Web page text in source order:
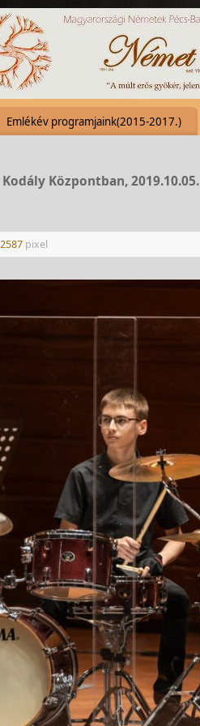
Emlékév programjaink(2015-2017.)
Központban, 2019.10.05.
pixel